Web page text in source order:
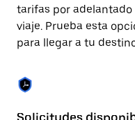
tarifas por
viaje. Prueba esta
para llegar a tu